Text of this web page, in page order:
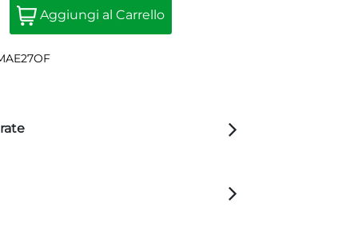
Quantità
Aggiungi al Carrello